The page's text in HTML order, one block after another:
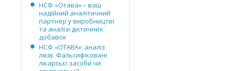
НСФ «Отава» – ваш
надійний аналітичний
партнер у виробництві
та аналізі дієтичних
добавок
НСФ «ОТАВА»: аналіз
ліків. Фальсифіковані
лікарські засоби чи